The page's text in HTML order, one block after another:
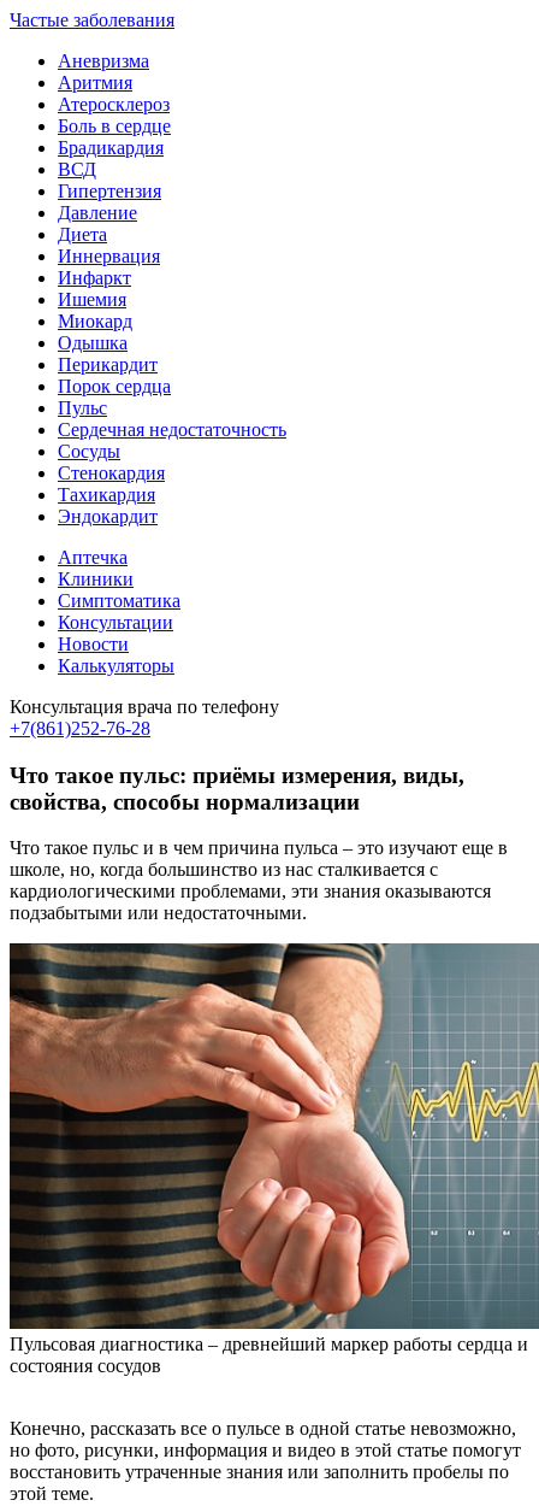
Частые заболевания
Аневризма
Аритмия
Атеросклероз
Боль в сердце
Брадикардия
ВСД
Гипертензия
Давление
Диета
Иннервация
Инфаркт
Ишемия
Миокард
Одышка
Перикардит
Порок сердца
Пульс
Сердечная недостаточность
Сосуды
Стенокардия
Тахикардия
Эндокардит
Аптечка
Клиники
Симптоматика
Консультации
Новости
Калькуляторы
Консультация врача по телефону
+7(861)252-76-28
Что такое пульс: приёмы измерения, виды,
свойства, способы нормализации
Что такое пульс и в чем причина пульса – это изучают еще в
школе, но, когда большинство из нас сталкивается с
кардиологическими проблемами, эти знания оказываются
подзабытыми или недостаточными.
Пульсовая диагностика – древнейший маркер работы сердца и
состояния сосудов
Конечно, рассказать все о пульсе в одной статье невозможно,
но фото, рисунки, информация и видео в этой статье помогут
восстановить утраченные знания или заполнить пробелы по
этой теме.